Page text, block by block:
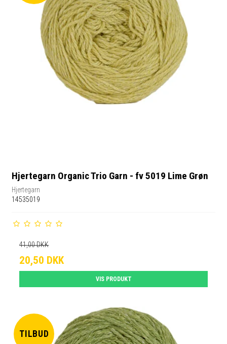
Hjertegarn Organic Trio Garn - fv 5019 Lime Grøn
Hjertegarn
14535019
41,00 DKK
20,50 DKK
VIS PRODUKT
TILBUD